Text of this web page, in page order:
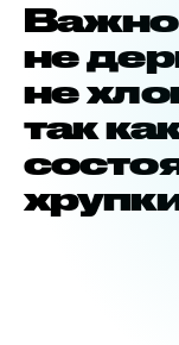
Важно
не
не
так